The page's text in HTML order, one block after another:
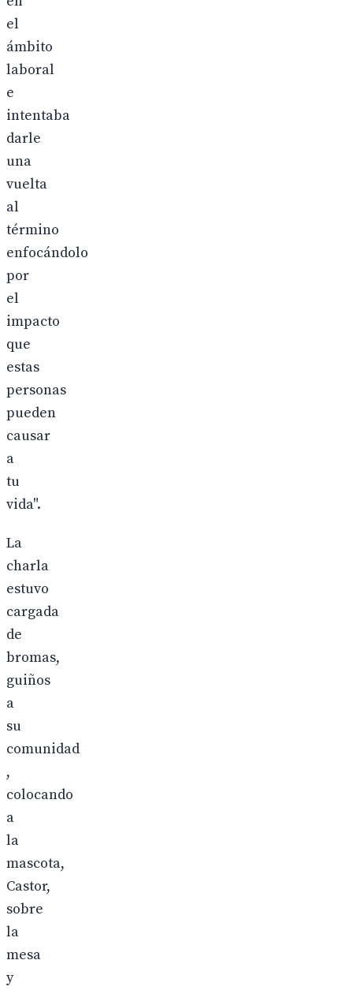
el
ámbito
laboral
e
intentaba
darle
una
vuelta
al
término
enfocándolo
por
el
impacto
que
estas
personas
pueden
causar
a
tu
vida".
La
charla
estuvo
cargada
de
bromas,
guiños
a
su
comunidad
,
colocando
a
la
mascota,
Castor,
sobre
la
mesa
y